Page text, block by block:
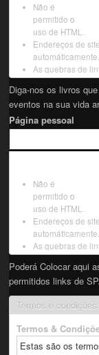
Não é
permitido o
uso de HTML.
Endereços de
automáticamente.
As quebras de
Diga-nos os livros
eventos na sua vida
Página pessoal
Não é
permitido o
uso de HTML.
Endereços de
automáticamente.
As quebras de
Poderá Colocar aqui
permitidos links de
Termos e
Termos &